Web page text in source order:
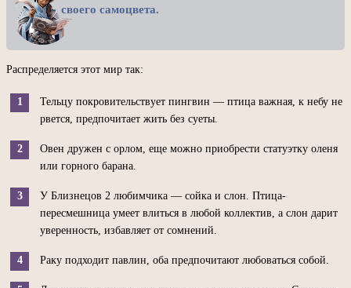
своего самоцвета.
Распределяется этот мир так:
Тельцу покровительствует пингвин — птица важная, к небу не
рвется, предпочитает жить без суеты.
Овен дружен с орлом, еще можно приобрести статуэтку оленя
или горного барана.
У Близнецов 2 любимчика — сойка и слон. Птица-
пересмешница умеет влиться в любой коллектив, а слон дарит
уверенность, избавляет от сомнений.
Раку подходит павлин, оба предпочитают любоваться собой.